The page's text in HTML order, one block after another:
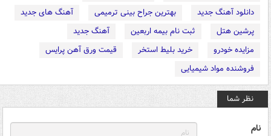
دانلود آهنگ جدید
بهترین جراح بینی ترمیمی
آهنگ های جدید
پرشین هتل
ثبت نام بیمه اربعین
آهنگ جدید
مزایده خودرو
خرید بلیط استخر
قیمت ورق آهن پرایس
فروشنده مواد شیمیایی
نظر شما
نام